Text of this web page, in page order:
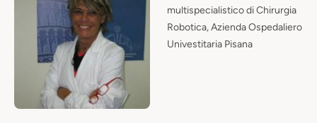
multispecialistico di Chirurgia
Robotica, Azienda Ospedaliero
Univestitaria Pisana